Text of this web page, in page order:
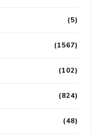
(5)
(1567)
(102)
(824)
(48)